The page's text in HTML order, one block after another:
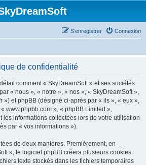
Connexion
S’enregistrer
de confidentialité
comment « SkyDreamSoft » et ses sociétés
« nous », « notre », « nos », « SkyDreamSoft »,
») et phpBB (désigné ci-après par « ils », « eux »,
www.phpbb.com », « phpBB Limited »,
les informations collectées lors de votre utilisation
par « vos informations »).
de deux manières. Premièrement, en
», le logiciel phpBB créera plusieurs cookies.
texte stockés dans les fichiers temporaires